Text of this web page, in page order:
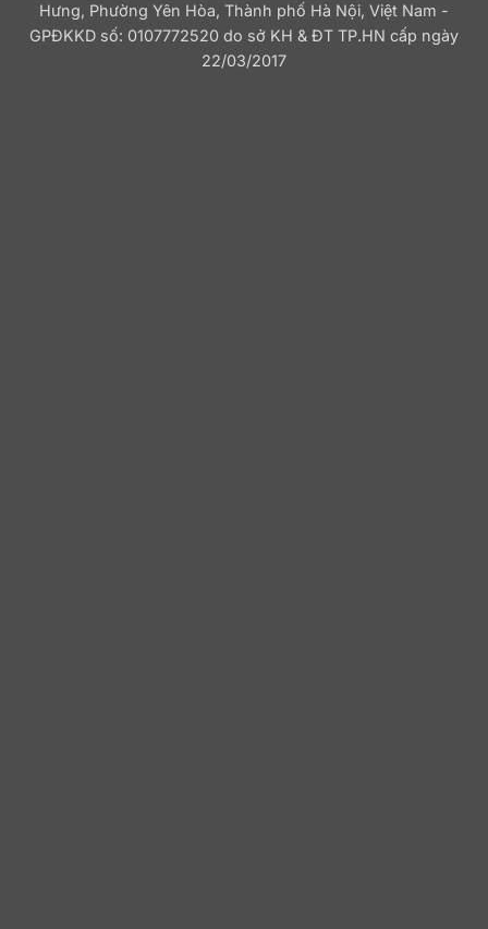
Hưng, Phường Yên Hòa, Thành phố Hà Nội, Việt Nam -
GPĐKKD số: 0107772520 do sở KH & ĐT TP.HN cấp ngày
22/03/2017